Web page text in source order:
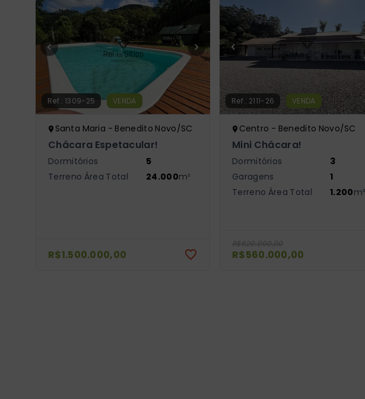
Ref.: 1309-25 VENDA
Santa Maria - Benedito Novo/SC
Chácara Espetacular!
Dormitórios
5
Terreno Área Total
24.000m²
R$1.500.000,00
Ref.: 2111-26 VENDA
Centro - Benedito Novo/SC
Mini Chácara!
Dormitórios
3
Garagens
1
Terreno Área Total
1.200m²
R$620.000,00
R$560.000,00